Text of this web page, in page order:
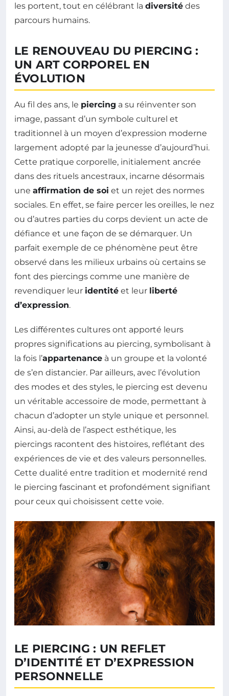
les portent, tout en célébrant la diversité des
parcours humains.
LE RENOUVEAU DU PIERCING :
UN ART CORPOREL EN
ÉVOLUTION
Au fil des ans, le piercing a su réinventer son
image, passant d’un symbole culturel et
traditionnel à un moyen d’expression moderne
largement adopté par la jeunesse d’aujourd’hui.
Cette pratique corporelle, initialement ancrée
dans des rituels ancestraux, incarne désormais
une affirmation de soi et un rejet des normes
sociales. En effet, se faire percer les oreilles, le nez
ou d’autres parties du corps devient un acte de
défiance et une façon de se démarquer. Un
parfait exemple de ce phénomène peut être
observé dans les milieux urbains où certains se
font des piercings comme une manière de
revendiquer leur identité et leur liberté
d’expression.
Les différentes cultures ont apporté leurs
propres significations au piercing, symbolisant à
la fois l’appartenance à un groupe et la volonté
de s’en distancier. Par ailleurs, avec l’évolution
des modes et des styles, le piercing est devenu
un véritable accessoire de mode, permettant à
chacun d’adopter un style unique et personnel.
Ainsi, au-delà de l’aspect esthétique, les
piercings racontent des histoires, reflétant des
expériences de vie et des valeurs personnelles.
Cette dualité entre tradition et modernité rend
le piercing fascinant et profondément signifiant
pour ceux qui choisissent cette voie.
LE PIERCING : UN REFLET
D’IDENTITÉ ET D’EXPRESSION
PERSONNELLE